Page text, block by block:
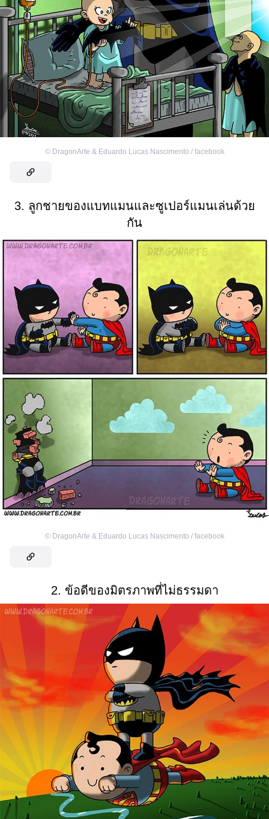
© DragonArte & Eduardo Lucas Nascimento / facebook
3. ลูกชายของแบทแมนและซูเปอร์แมนเล่นด้วย
กัน
© DragonArte & Eduardo Lucas Nascimento / facebook
2. ข้อดีของมิตรภาพที่ไม่ธรรมดา